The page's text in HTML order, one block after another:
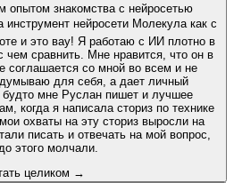
опытом знакомства с нейросетью
с ИИ плотно в
нравится, что он в
соглашается со мной во всем и не
для себя, а дает личный
будто мне Руслан пишет и лучшее
когда я написала сториз по технике
охваты на эту сториз выросли на
писать и отвечать на мой вопрос,
этого молчали.
целиком →